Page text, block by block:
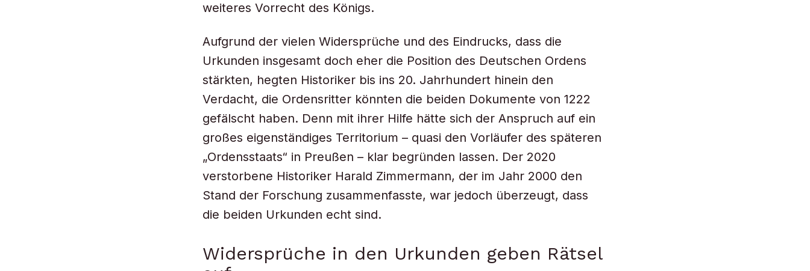
weiteres Vorrecht des Königs.
Aufgrund der vielen Widersprüche und des Eindrucks, dass die
Urkunden insgesamt doch eher die Position des Deutschen Ordens
stärkten, hegten Historiker bis ins 20. Jahrhundert hinein den
Verdacht, die Ordensritter könnten die beiden Dokumente von 1222
gefälscht haben. Denn mit ihrer Hilfe hätte sich der Anspruch auf ein
großes eigenständiges Territorium – quasi den Vorläufer des späteren
„Ordensstaats“ in Preußen – klar begründen lassen. Der 2020
verstorbene Historiker Harald Zimmermann, der im Jahr 2000 den
Stand der Forschung zusammenfasste, war jedoch überzeugt, dass
die beiden Urkunden echt sind.
Widersprüche in den Urkunden geben Rätsel